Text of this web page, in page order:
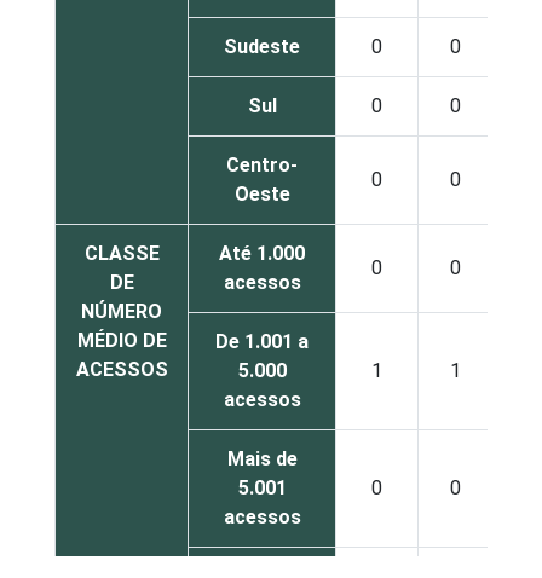
Sudeste 0 0
Sul 0 0
Centro-
Oeste
0 0
CLASSE
DE
NÚMERO
MÉDIO DE
ACESSOS
Até 1.000
acessos
0 0
De 1.001 a
5.000
acessos
1 1
Mais de
5.001
acessos
0 0